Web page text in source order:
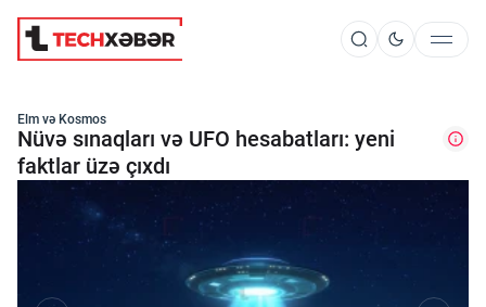
Süni İntellekt
Elm və Kosmos
Elm və Kosmos
Nüvə sınaqları və UFO hesabatları: yeni
faktlar üzə çıxdı